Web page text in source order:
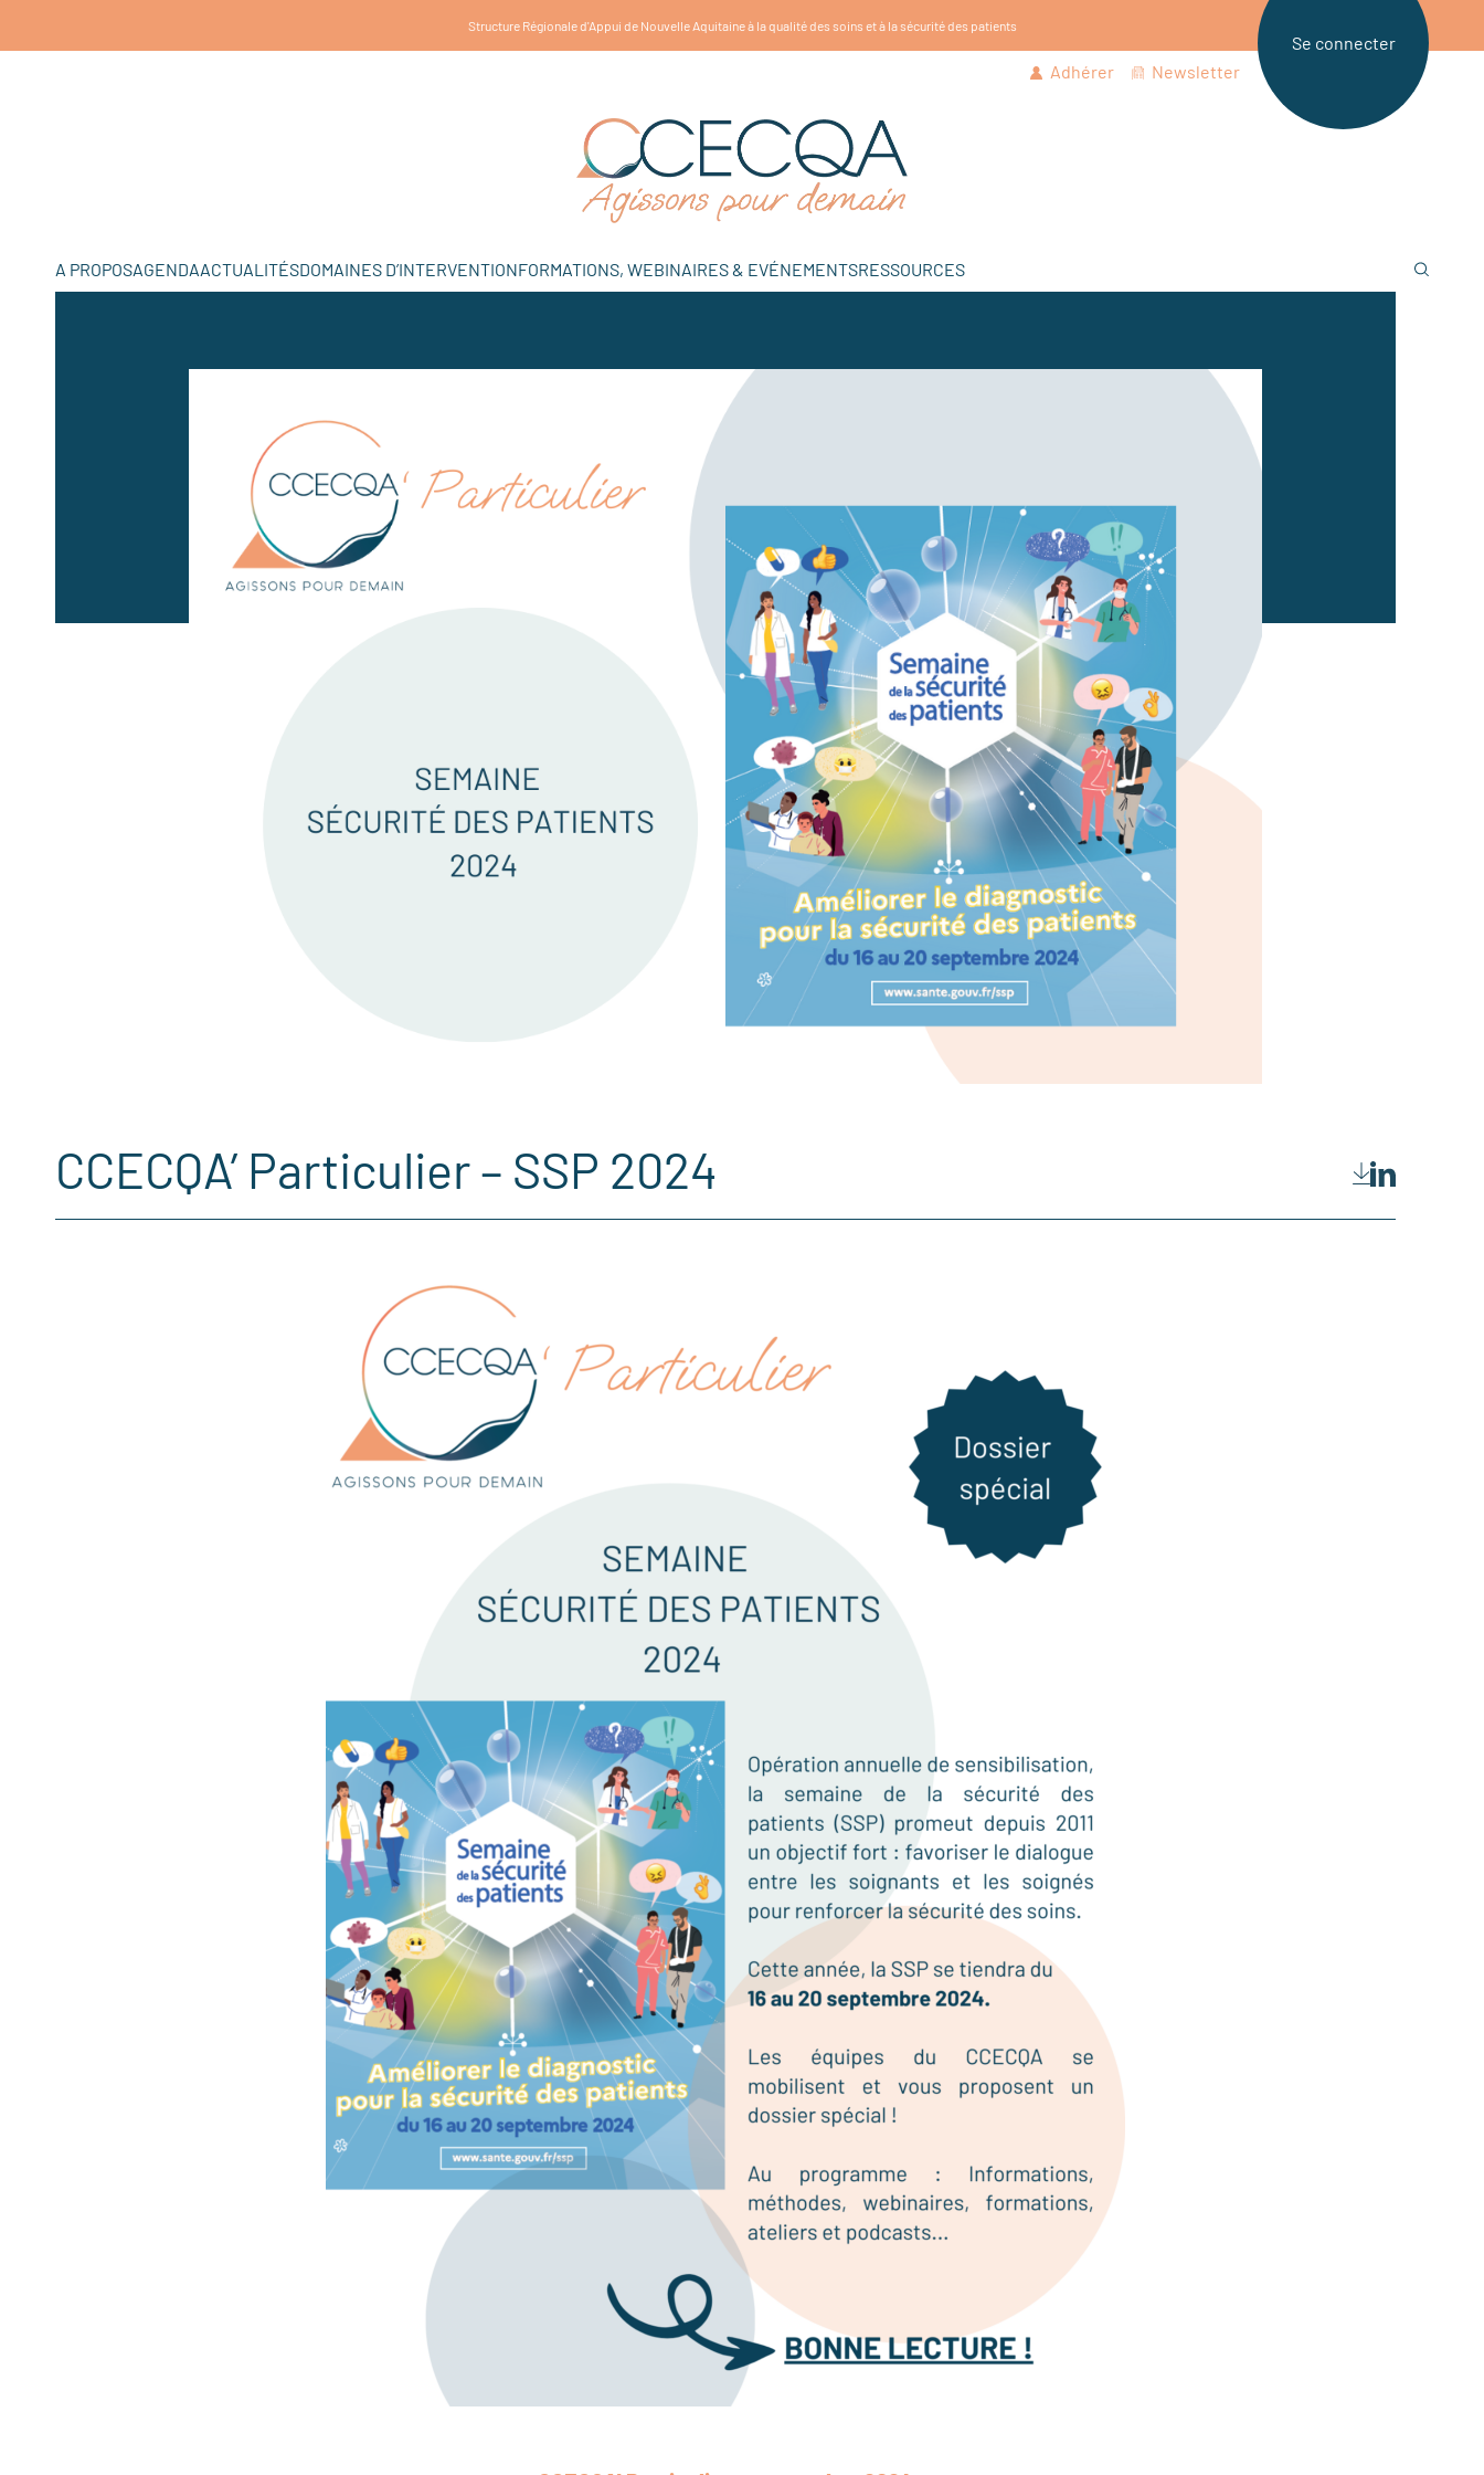
Structure Régionale d'Appui de Nouvelle Aquitaine à la qualité des soins et à la sécurité des patients
Adhérer Newsletter
Se connecter
A PROPOSAGENDAACTUALITÉSDOMAINES D’INTERVENTIONFORMATIONS, WEBINAIRES & EVÉNEMENTSRESSOURCES
CCECQA’ Particulier – SSP 2024